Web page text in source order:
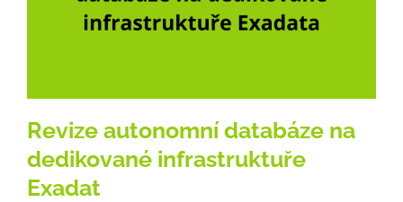
Revize autonomní databáze na
dedikované infrastruktuře
Exadat